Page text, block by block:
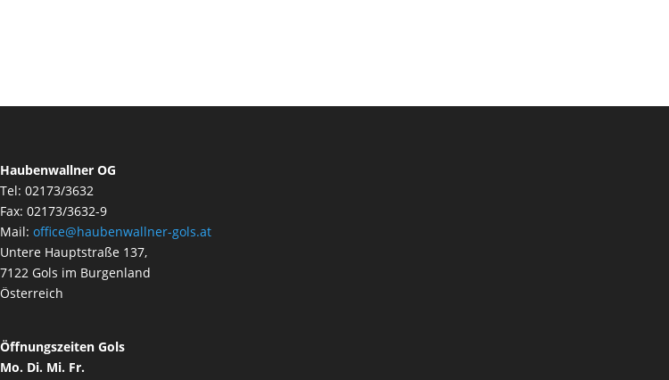
Haubenwallner OG
Tel: 02173/3632
Fax: 02173/3632-9
Mail: office@haubenwallner-gols.at
Untere Hauptstraße 137,
7122 Gols im Burgenland
Österreich
Öffnungszeiten Gols
Mo. Di. Mi. Fr.